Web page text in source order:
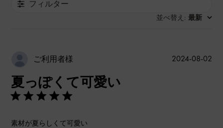
フィルター
並べ替え : 最新
ご利用者様
夏っぽくて可愛い
素材が夏らしくて可愛い
公
2024-08-02